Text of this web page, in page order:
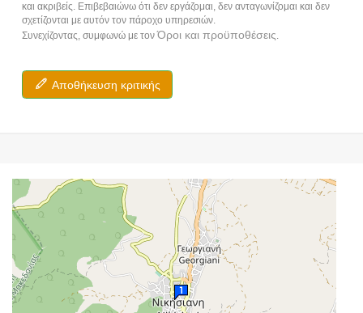
και ακριβείς. Επιβεβαιώνω ότι δεν εργάζομαι, δεν ανταγωνίζομαι και δεν
σχετίζονται με αυτόν τον πάροχο υπηρεσιών.
Συνεχίζοντας, συμφωνώ με τονΌροι και προϋποθέσεις.
Αποθήκευση κριτικής